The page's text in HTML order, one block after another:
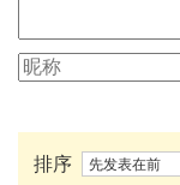
排序 先发表在前